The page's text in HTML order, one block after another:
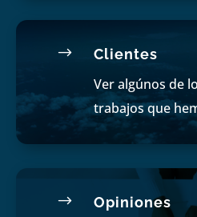
$ Clientes
Ver algúnos de
trabajos que
$ Opiniones